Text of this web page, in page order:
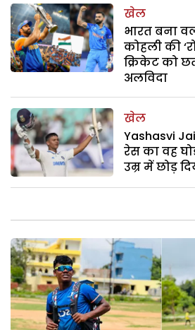
खेल
भारत बना
कोहली की
क्रिकेट को
अलविदा
खेल
Yashasvi
रेस का वह
उम्र में छोड़